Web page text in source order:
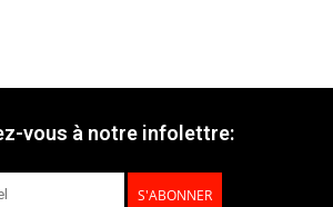
vous à notre infolettre:
S'ABONNER